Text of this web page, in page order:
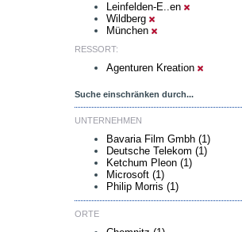
Leinfelden-E..en
Wildberg
München
RESSORT:
Agenturen Kreation
Suche einschränken durch...
UNTERNEHMEN
Bavaria Film Gmbh (1)
Deutsche Telekom (1)
Ketchum Pleon (1)
Microsoft (1)
Philip Morris (1)
ORTE